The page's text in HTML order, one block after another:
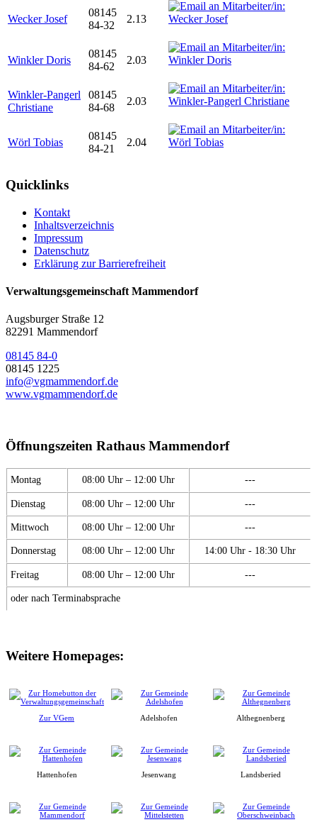
Wecker Josef
08145
84-32
2.13
Winkler Doris
08145
84-62
2.03
Winkler-Pangerl
Christiane
08145
84-68
2.03
Wörl Tobias
08145
84-21
2.04
Quicklinks
Kontakt
Inhaltsverzeichnis
Impressum
Datenschutz
Erklärung zur Barrierefreiheit
Verwaltungsgemeinschaft Mammendorf
Augsburger Straße 12
82291 Mammendorf
08145 84-0
08145 1225
info@vgmammendorf.de
www.vgmammendorf.de
Öffnungszeiten Rathaus Mammendorf
Montag 08:00 Uhr – 12:00 Uhr ---
Dienstag 08:00 Uhr – 12:00 Uhr ---
Mittwoch 08:00 Uhr – 12:00 Uhr ---
Donnerstag 08:00 Uhr – 12:00 Uhr 14:00 Uhr - 18:30 Uhr
Freitag 08:00 Uhr – 12:00 Uhr ---
oder nach Terminabsprache
Weitere Homepages:
Zur VGem Adelshofen Althegnenberg
Hattenhofen Jesenwang Landsberied